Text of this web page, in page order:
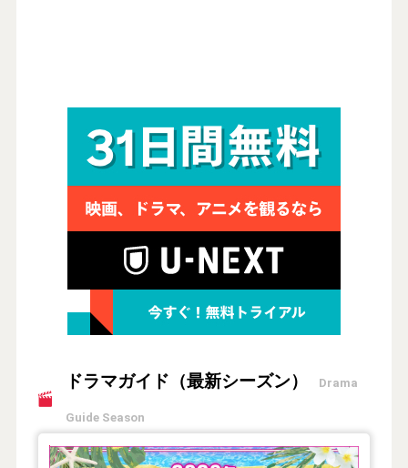
ドラマガイド（最新シーズン） Drama
Guide Season
【2026年夏】TVドラマガイド